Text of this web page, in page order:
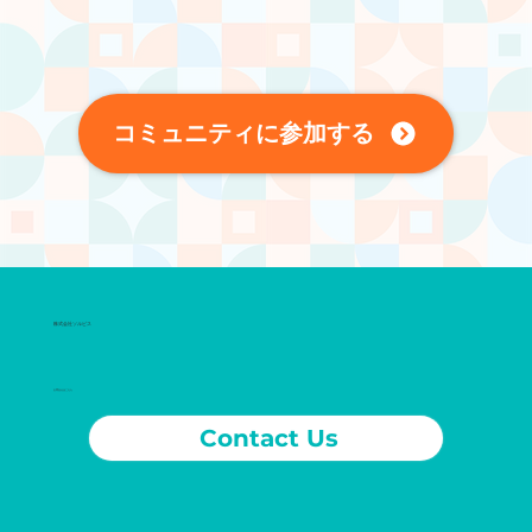
コミュニティに参加する
​株式会社ソルビス
お問合せはこちら
Contact Us